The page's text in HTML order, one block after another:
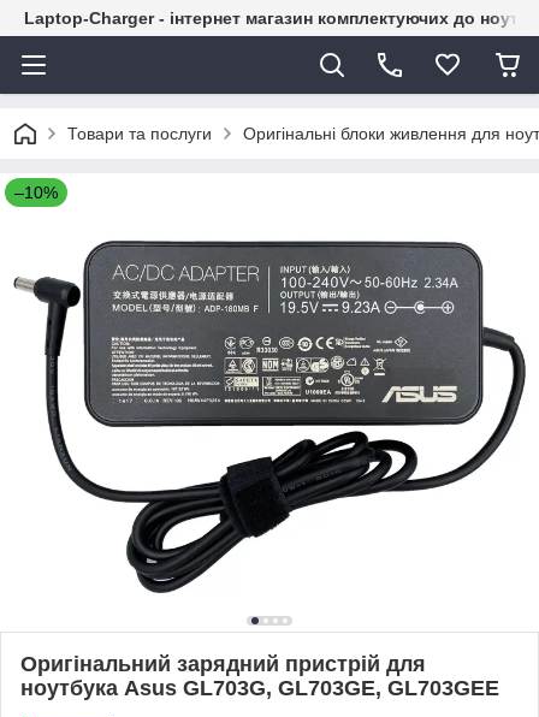
Laptop-Charger - інтернет магазин комплектуючих до
Товари та послуги Оригінальні блоки живлення для
–10%
Оригінальний зарядний пристрій для
ноутбука Asus GL703G, GL703GE, GL703GEE